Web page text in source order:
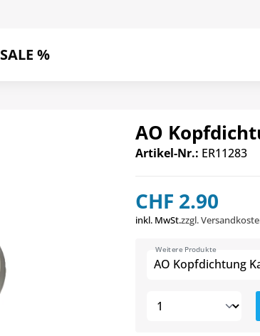
SALE %
AO
Artikel-Nr.: ER11283
CHF 2.90
inkl. MwSt.zzgl.
AO Kopfdichtung
Weitere Produkte